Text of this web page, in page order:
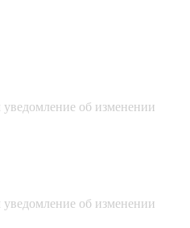
об изменении
об изменении